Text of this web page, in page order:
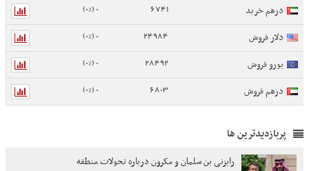
درهم خرید 6741
0 (0%)
دلار فروش 24984
0 (0%)
یورو فروش 28492
0 (0%)
درهم فروش 6803
0 (0%)
پربازدیدترین ها
رایزنی بن سلمان و مکرون درباره تحولات منطقه